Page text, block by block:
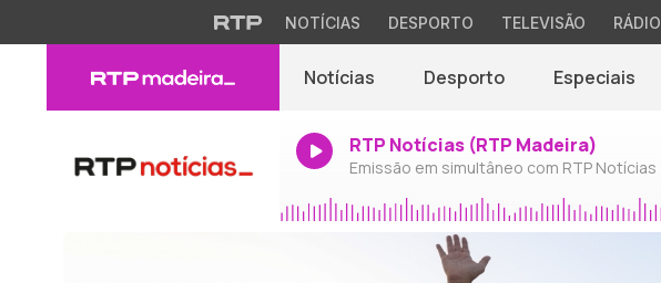
NOTÍCIAS DESPORTO TELEVISÃO RÁDIO
Notícias Desporto Especiais
RTP Notícias (RTP Madeira)
Emissão em simultâneo com RTP Notícias